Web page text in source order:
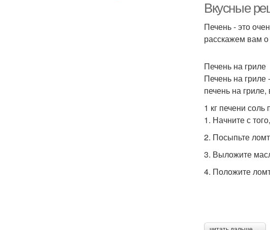
Блюда на
Вкусные
Печень - это
расскажем вам о
Печень на гриле
Печень на гриле
печень на
1 кг печени
1. Начните с
2. Посыпьте
3. Выложите
4. Положите